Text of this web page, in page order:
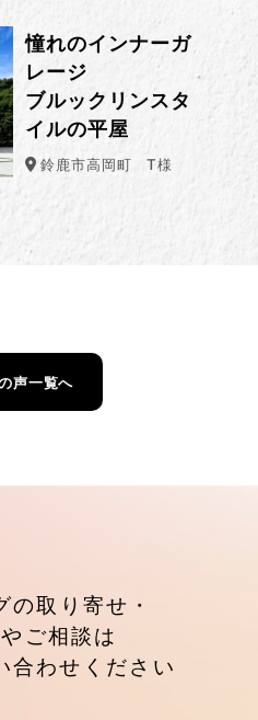
憧れのインナーガ
レージ
ブルックリンスタ
イルの平屋
鈴鹿市高岡町 T様
声一覧へ
の取り寄せ・
ご相談は
合わせください